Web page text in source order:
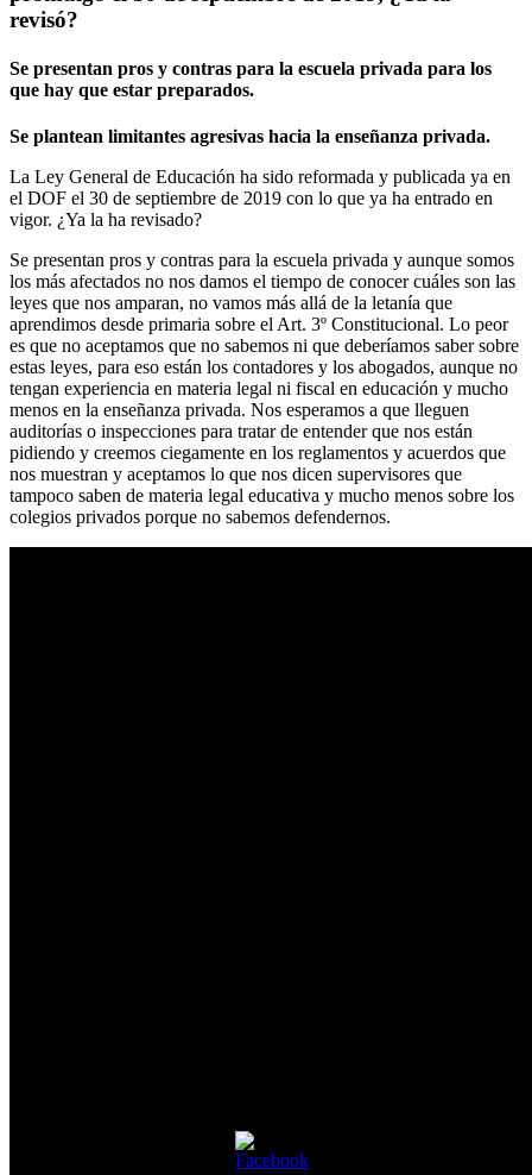
revisó?
Se presentan pros y contras para la escuela privada para los
que hay que estar preparados.
Se plantean limitantes agresivas hacia la enseñanza privada.
La Ley General de Educación ha sido reformada y publicada ya en
el DOF el 30 de septiembre de 2019 con lo que ya ha entrado en
vigor. ¿Ya la ha revisado?
Se presentan pros y contras para la escuela privada y aunque somos
los más afectados no nos damos el tiempo de conocer cuáles son las
leyes que nos amparan, no vamos más allá de la letanía que
aprendimos desde primaria sobre el Art. 3º Constitucional. Lo peor
es que no aceptamos que no sabemos ni que deberíamos saber sobre
estas leyes, para eso están los contadores y los abogados, aunque no
tengan experiencia en materia legal ni fiscal en educación y mucho
menos en la enseñanza privada. Nos esperamos a que lleguen
auditorías o inspecciones para tratar de entender que nos están
pidiendo y creemos ciegamente en los reglamentos y acuerdos que
nos muestran y aceptamos lo que nos dicen supervisores que
tampoco saben de materia legal educativa y mucho menos sobre los
colegios privados porque no sabemos defendernos.